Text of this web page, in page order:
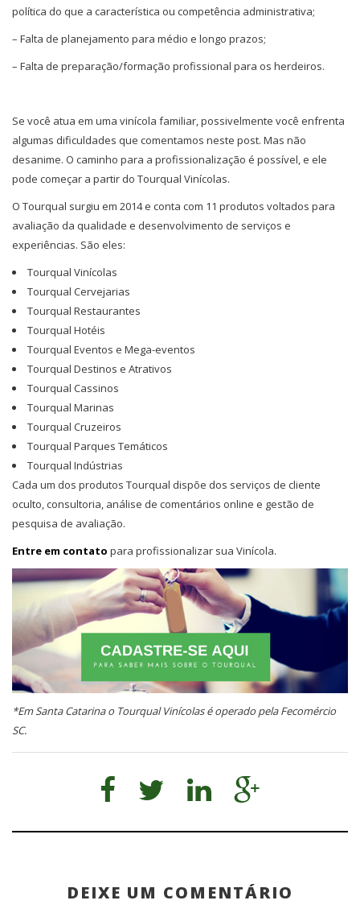
política do que a característica ou competência administrativa;
– Falta de planejamento para médio e longo prazos;
– Falta de preparação/formação profissional para os herdeiros.
Se você atua em uma vinícola familiar, possivelmente você enfrenta
algumas dificuldades que comentamos neste post. Mas não
desanime. O caminho para a profissionalização é possível, e ele
pode começar a partir do Tourqual Vinícolas.
O Tourqual surgiu em 2014 e conta com 11 produtos voltados para
avaliação da qualidade e desenvolvimento de serviços e
experiências. São eles:
Tourqual Vinícolas
Tourqual Cervejarias
Tourqual Restaurantes
Tourqual Hotéis
Tourqual Eventos e Mega-eventos
Tourqual Destinos e Atrativos
Tourqual Cassinos
Tourqual Marinas
Tourqual Cruzeiros
Tourqual Parques Temáticos
Tourqual Indústrias
Cada um dos produtos Tourqual dispõe dos serviços de cliente
oculto, consultoria, análise de comentários online e gestão de
pesquisa de avaliação.
Entre em contato para profissionalizar sua Vinícola.
*Em Santa Catarina o Tourqual Vinícolas é operado pela Fecomércio
SC.
DEIXE UM COMENTÁRIO